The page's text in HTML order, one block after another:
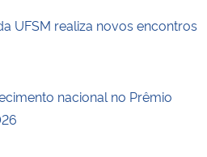
UFSM realiza novos encontros
nacional no Prêmio